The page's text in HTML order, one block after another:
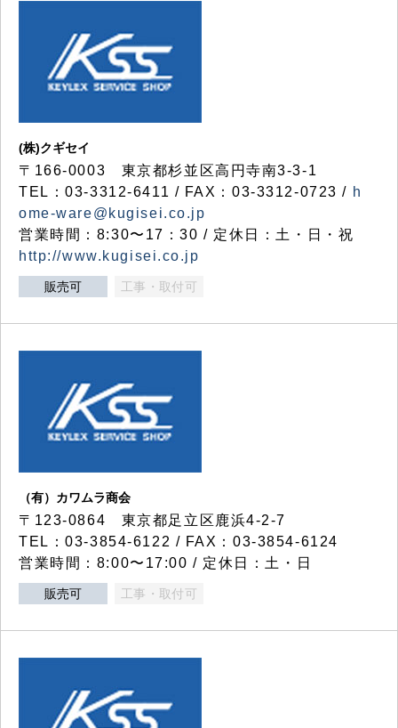
(株)クギセイ
〒166-0003 東京都杉並区高円寺南3-3-1
TEL：03-3312-6411 / FAX：03-3312-0723 / h
ome-ware@kugisei.co.jp
営業時間：8:30〜17：30 / 定休日：土・日・祝
http://www.kugisei.co.jp
販売可 工事・取付可
（有）カワムラ商会
〒123-0864 東京都足立区鹿浜4-2-7
TEL：03-3854-6122 / FAX：03-3854-6124
営業時間：8:00〜17:00 / 定休日：土・日
販売可 工事・取付可